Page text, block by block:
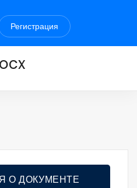
Регистрация
О ДОКУМЕНТЕ